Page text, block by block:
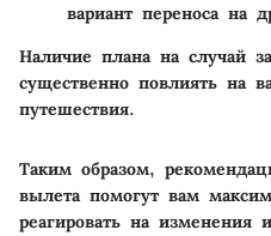
вариант переноса на
Наличие плана на случай
существенно повлиять на
путешествия.
Таким образом,
вылета помогут вам
реагировать на изменения